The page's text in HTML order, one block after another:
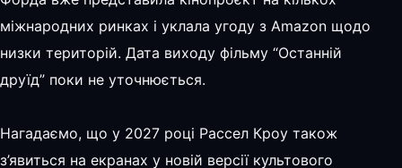
міжнародних ринках і уклала угоду з Amazon щодо
низки територій. Дата виходу фільму “Останній
друїд” поки не уточнюється.
Нагадаємо, що у 2027 році Рассел Кроу також
з’явиться на екранах у новій версії культового